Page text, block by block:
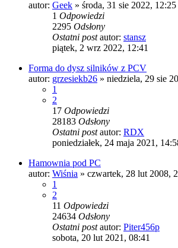
autor: Geek » środa, 31 sie 2022, 12:25
1 Odpowiedzi
2295 Odsłony
Ostatni postautor: stansz
piątek, 2 wrz 2022, 12:41
Forma do dysz silników z PCV
autor: grzesiekb26 » niedziela, 29 sie
1
2
17 Odpowiedzi
28183 Odsłony
Ostatni postautor: RDX
poniedziałek, 24 maja 2021,
Hamownia pod PC
autor: Wiśnia » czwartek, 28 lut 2008,
1
2
11 Odpowiedzi
24634 Odsłony
Ostatni postautor: Piter456p
sobota, 20 lut 2021, 08:41